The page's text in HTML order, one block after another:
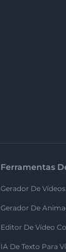
Ferramentas
Gerador De
Gerador De
Editor De Vídeo
IA De Texto Para